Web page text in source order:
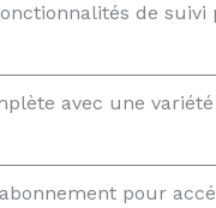
de suivi
avec une variété
pour